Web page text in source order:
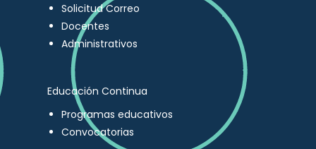
Solicitud Correo
Docentes
Administrativos
Educación Continua
Programas educativos
Convocatorias